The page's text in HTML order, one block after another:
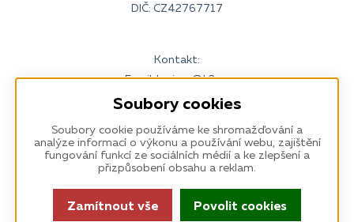
DIČ: CZ42767717
Kontakt:
Email:kariera@k2.cz
Tel: 595 135 111 (7:30–16:30)
Odběr k newsletteru: Zůstaňme ve spojení
Soubory cookies
Soubory cookie používáme ke shromažďování a
analýze informací o výkonu a používání webu, zajištění
fungování funkcí ze sociálních médií a ke zlepšení a
přizpůsobení obsahu a reklam.
Zamítnout vše Povolit cookies